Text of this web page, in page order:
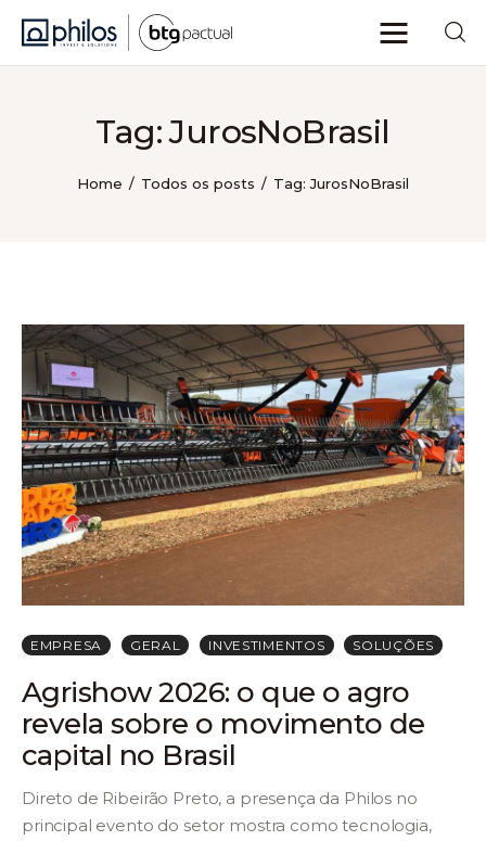
Tag: JurosNoBrasil
Home Todos os posts Tag: JurosNoBrasil
Philos Insights
Voltar ao site
EMPRESA GERAL INVESTIMENTOS SOLUÇÕES
Agrishow 2026: o que o agro
revela sobre o movimento de
capital no Brasil
Direto de Ribeirão Preto, a presença da Philos no
principal evento do setor mostra como tecnologia,